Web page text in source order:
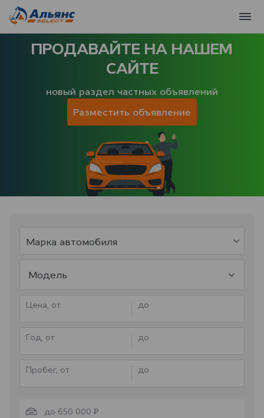
ПРОДАВАЙТЕ НА НАШЕМ
САЙТЕ
новый раздел частных объявлений
Разместить объявление
Модель
Цена, от до
Год, от до
Пробег, от до
до 650 000 ₽